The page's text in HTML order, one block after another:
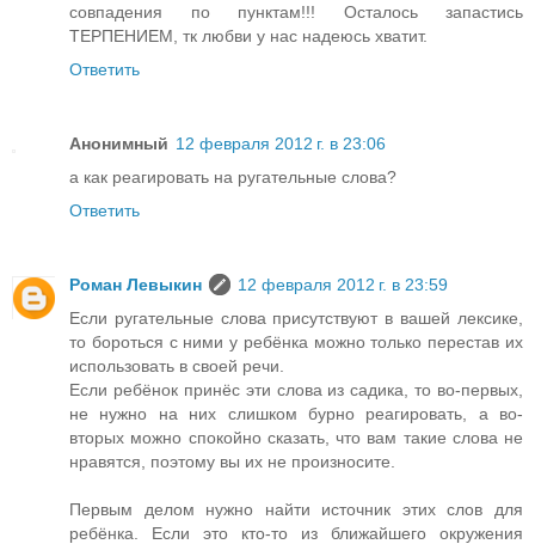
совпадения по пунктам!!! Осталось запастись
ТЕРПЕНИЕМ, тк любви у нас надеюсь хватит.
Ответить
Анонимный 12 февраля 2012 г. в 23:06
а как реагировать на ругательные слова?
Ответить
Роман Левыкин
12 февраля 2012 г. в 23:59
Если ругательные слова присутствуют в вашей лексике,
то бороться с ними у ребёнка можно только перестав их
использовать в своей речи.
Если ребёнок принёс эти слова из садика, то во-первых,
не нужно на них слишком бурно реагировать, а во-
вторых можно спокойно сказать, что вам такие слова не
нравятся, поэтому вы их не произносите.
Первым делом нужно найти источник этих слов для
ребёнка. Если это кто-то из ближайшего окружения